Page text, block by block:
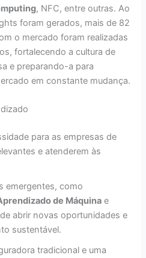
, NFC, entre outras. Ao
foram gerados, mais de 82
o mercado foram realizadas
fortalecendo a cultura de
e preparando-a para
em constante mudança.
para as empresas de
e atenderem às
emergentes, como
de Máquina e
abrir novas oportunidades e
sustentável.
tradicional e uma